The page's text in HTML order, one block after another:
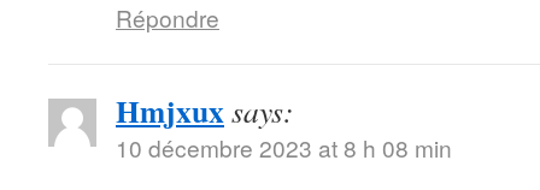
Répondre
Hmjxuxsays:
10 décembre 2023 at 8 h 08 min